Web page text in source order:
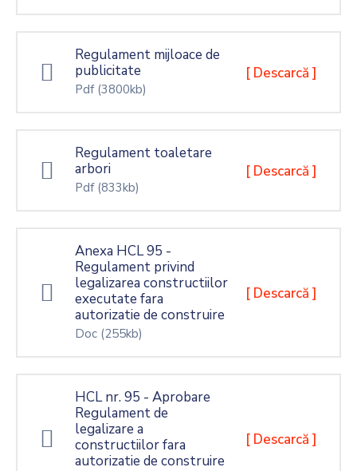
Regulament mijloace de
publicitate
Pdf (3800kb)
[ Descarcă ]
Regulament toaletare
arbori
Pdf (833kb)
[ Descarcă ]
Anexa HCL 95 -
Regulament privind
legalizarea constructiilor
executate fara
autorizatie de construire
Doc (255kb)
[ Descarcă ]
HCL nr. 95 - Aprobare
Regulament de
legalizare a
constructiilor fara
autorizatie de construire
[ Descarcă ]